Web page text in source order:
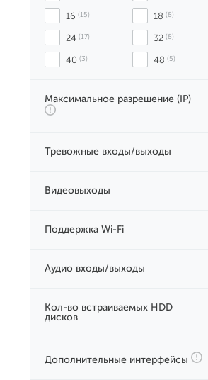
16 (15) 18 (8)
24 (17) 32 (8)
40 (3) 48 (5)
Максимальное разрешение (IP)
Тревожные входы/выходы
Видеовыходы
Поддержка Wi-Fi
Аудио входы/выходы
Кол-во встраиваемых HDD
дисков
Дополнительные интерфейсы